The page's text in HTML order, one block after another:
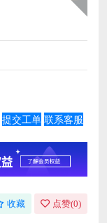
提交工单 联系客服
收藏 点赞(0)